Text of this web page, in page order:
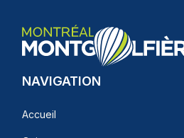
NAVIGATION
Accueil